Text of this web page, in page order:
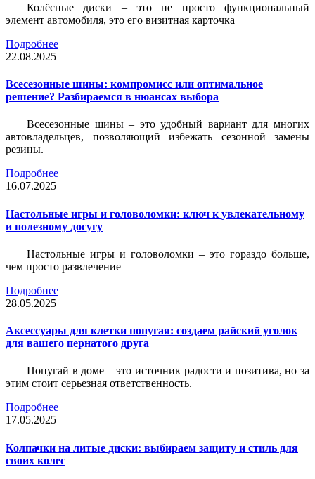
Колёсные диски – это не просто функциональный
элемент автомобиля, это его визитная карточка
Подробнее
22.08.2025
Всесезонные шины: компромисс или оптимальное
решение? Разбираемся в нюансах выбора
Всесезонные шины – это удобный вариант для многих
автовладельцев, позволяющий избежать сезонной замены
резины.
Подробнее
16.07.2025
Настольные игры и головоломки: ключ к увлекательному
и полезному досугу
Настольные игры и головоломки – это гораздо больше,
чем просто развлечение
Подробнее
28.05.2025
Аксессуары для клетки попугая: создаем райский уголок
для вашего пернатого друга
Попугай в доме – это источник радости и позитива, но за
этим стоит серьезная ответственность.
Подробнее
17.05.2025
Колпачки на литые диски: выбираем защиту и стиль для
своих колес